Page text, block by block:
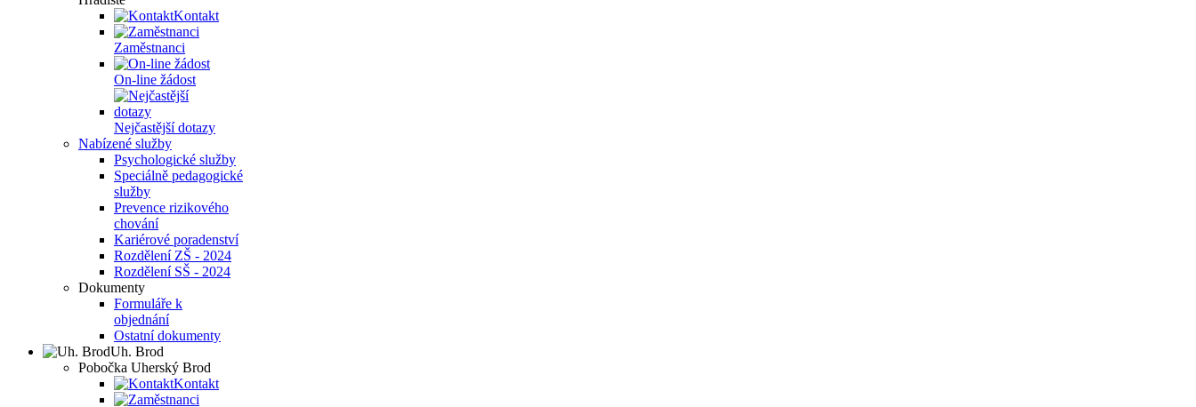
Kontakt
Zaměstnanci
On-line žádost
Nejčastější dotazy
Nabízené služby
Psychologické služby
Speciálně pedagogické
služby
Prevence rizikového
chování
Kariérové poradenství
Rozdělení ZŠ - 2024
Rozdělení SŠ - 2024
Dokumenty
Formuláře k
objednání
Ostatní dokumenty
Uh. Brod
Pobočka Uherský Brod
Kontakt